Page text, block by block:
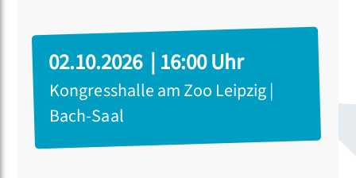
02.10.2026 | 16:00 Uhr
Kongresshalle am Zoo Leipzig |
Bach-Saal